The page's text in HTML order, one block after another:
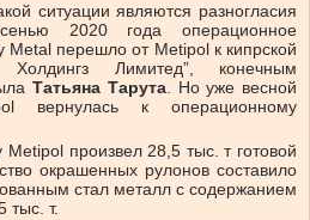
ситуации являются разногласия
2020 года операционное
перешло от Metipol к кипрской
Холдингз Лимитед”, конечным
Татьяна Тарута. Но уже весной
вернулась к операционному
произвел 28,5 тыс. т готовой
окрашенных рулонов составило
стал металл с содержанием
тыс. т.